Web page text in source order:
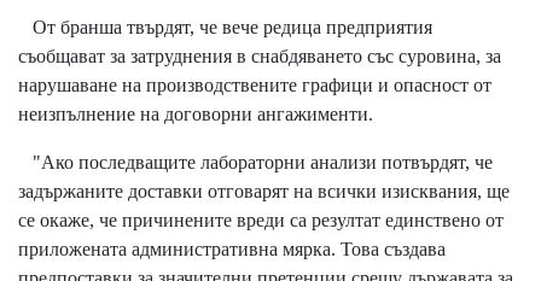
От бранша твърдят, че вече редица предприятия
съобщават за затруднения в снабдяването със суровина, за
нарушаване на производствените графици и опасност от
неизпълнение на договорни ангажименти.
"Ако последващите лабораторни анализи потвърдят, че
задържаните доставки отговарят на всички изисквания, ще
се окаже, че причинените вреди са резултат единствено от
приложената административна мярка. Това създава